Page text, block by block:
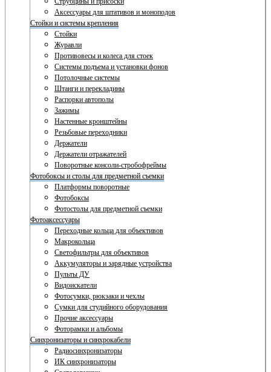
Аксессуары для штативов и моноподов
Стойки и системы крепления
Стойки
Журавли
Противовесы и колеса для стоек
Системы подъема и установки фонов
Потолочные системы
Штанги и перекладины
Распорки автополы
Зажимы
Настенные кронштейны
Резьбовые переходники
Держатели
Держатели отражателей
Поворотные консоли-стробофреймы
Фотобоксы и столы для предметной съемки
Платформы поворотные
Фотобоксы
Фотостолы для предметной съемки
Фотоаксессуары
Переходные кольца для объективов
Макрокольца
Светофильтры для объективов
Аккумуляторы и зарядные устройства
Пульты ДУ
Видоискатели
Фотосумки, рюкзаки и чехлы
Сумки для студийного оборудования
Прочие аксессуары
Фоторамки и альбомы
Синхронизаторы и синхрокабели
Радиосинхронизаторы
ИК синхронизаторы